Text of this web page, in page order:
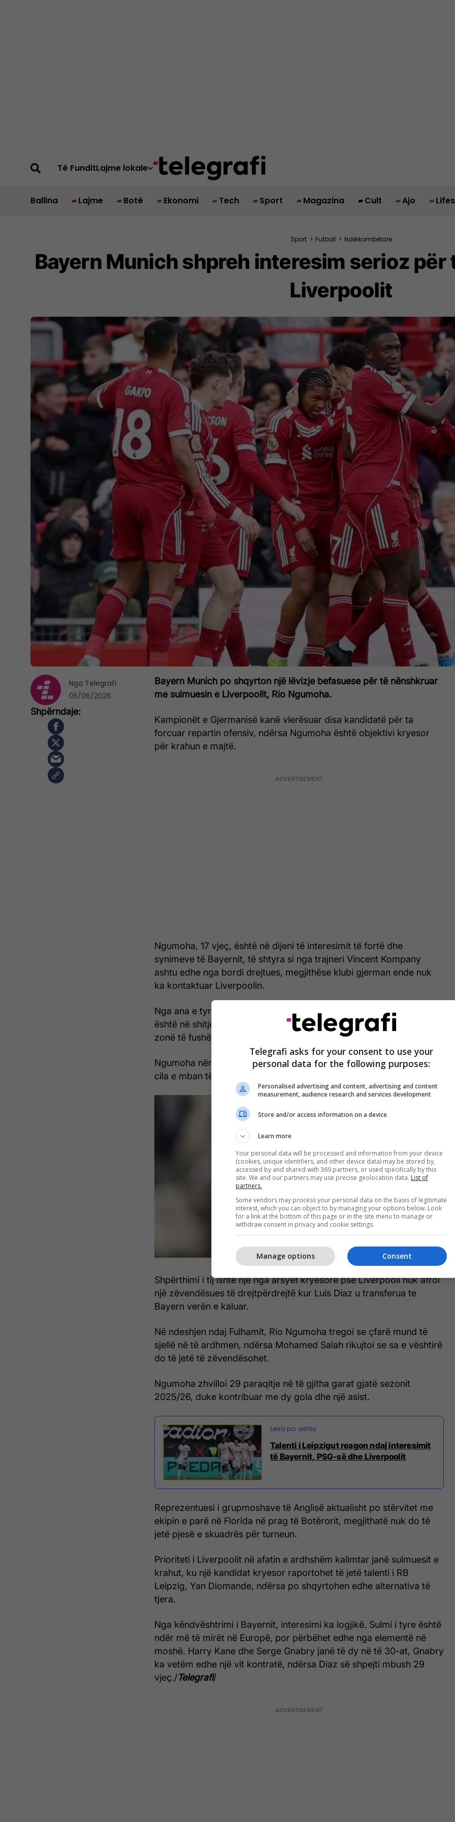
Të FunditLajme lokale
Ballina Lajme Botë Ekonomi Tech Sport Magazina Cult Ajo
Sport > Futboll > Ndërkombëtare
Bayern Munich shpreh interesim serioz
Liverpoolit
Bayern Munich po shqyrton një lëvizje befasuese për të nënshkruar
me sulmuesin e Liverpoolit, Rio Ngumoha.
Kampionët e Gjermanisë kanë vlerësuar disa kandidatë për ta
forcuar repartin ofensiv, ndërsa Ngumoha është objektivi kryesor
për krahun e majtë.
Ngumoha, 17 vjeç, është në dijeni të interesimit të fortë dhe
synimeve të Bayernit, të shtyra si nga trajneri Vincent Kompany
ashtu edhe nga bordi drejtues, megjithëse klubi gjerman ende nuk
ka kontaktuar Liverpoolin.
Nga ana e tyre, drejtuesit në “Anfield” insistojnë se Ngumoha nuk
është në shitje dhe se plani i klubit është t’i rrisë opsionet në atë
zonë të fushës, jo t’i dobësojë ato.
Ngumoha nënshkroi kontratën e tij të parë profesionale në shtator, e
cila e mban të lidhur me Liverpoolin deri në qershor të vitit 2028.
Shpërthimi i tij ishte një nga arsyet kryesore pse Liverpooli nuk afroi
një zëvendësues të drejtpërdrejtë kur Luis Diaz u transferua te
Bayern verën e kaluar.
Në ndeshjen ndaj Fulhamit, Rio Ngumoha tregoi se çfarë mund të
sjellë në të ardhmen, ndërsa Mohamed Salah rikujtoi se sa e vështirë
do të jetë të zëvendësohet.
Ngumoha zhvilloi 29 paraqitje në të gjitha garat gjatë sezonit
2025/26, duke kontribuar me dy gola dhe një asist.
Talenti i Leipzigut reagon ndaj interesimit
të Bayernit, PSG-së dhe Liverpoolit
Reprezentuesi i grupmoshave të Anglisë aktualisht po stërvitet me
ekipin e parë në Florida në prag të Botërorit, megjithatë nuk do të
jetë pjesë e skuadrës për turneun.
Prioriteti i Liverpoolit në afatin e ardhshëm kalimtar janë sulmuesit e
krahut, ku një kandidat kryesor raportohet të jetë talenti i RB
Leipzig, Yan Diomande, ndërsa po shqyrtohen edhe alternativa të
tjera.
Nga këndvështrimi i Bayernit, interesimi ka logjikë. Sulmi i tyre është
ndër më të mirët në Europë, por përbëhet edhe nga elementë në
moshë. Harry Kane dhe Serge Gnabry janë të dy në të 30-at, Gnabry
ka vetëm edhe një vit kontratë, ndërsa Diaz së shpejti mbush 29
vjeç./Telegrafi/
Nga Telegrafi
05/06/2026
Telegrafi asks for your consent to use your
personal data for the following purposes:
Personalised advertising and content, advertising and content
measurement, audience research and services development
Store and/or access information on a device
Learn more
Your personal data will be processed and information from your device
(cookies, unique identifiers, and other device data) may be stored by,
accessed by and shared with 369 partners, or used specifically by this
site. We and our partners may use precise geolocation data. List of
partners.
Some vendors may process your personal data on the basis of legitimate
interest, which you can object to by managing your options below. Look
for a link at the bottom of this page or in the site menu to manage or
withdraw consent in privacy and cookie settings.
Consent
Manage options